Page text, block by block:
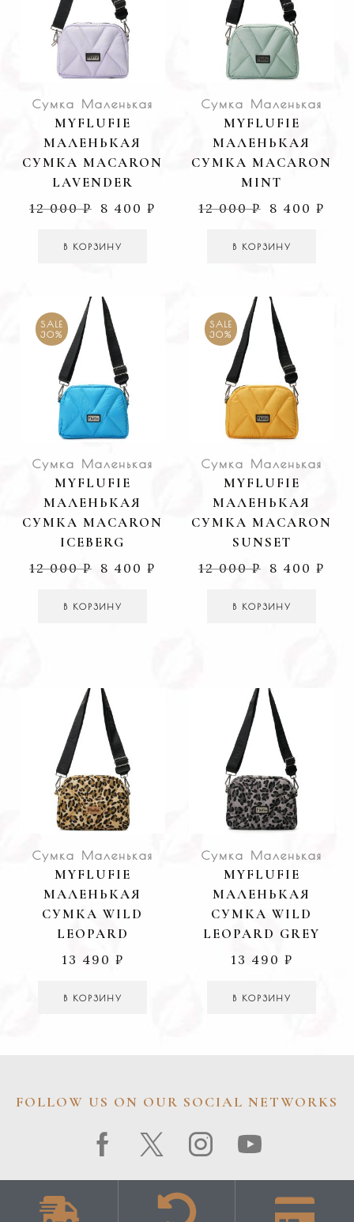
Сумка Маленькая
MYFLUFIE
МАЛЕНЬКАЯ
СУМКА MACARON
LAVENDER
12 000₽ 8 400 ₽
В КОРЗИНУ
Сумка Маленькая
MYFLUFIE
МАЛЕНЬКАЯ
СУМКА MACARON
MINT
12 000₽ 8 400 ₽
В КОРЗИНУ
SALE
30%
Сумка Маленькая
MYFLUFIE
МАЛЕНЬКАЯ
СУМКА MACARON
ICEBERG
12 000₽ 8 400 ₽
В КОРЗИНУ
SALE
30%
Сумка Маленькая
MYFLUFIE
МАЛЕНЬКАЯ
СУМКА MACARON
SUNSET
12 000₽ 8 400 ₽
В КОРЗИНУ
Сумка Маленькая
MYFLUFIE
МАЛЕНЬКАЯ
СУМКА WILD
LEOPARD
13 490 ₽
В КОРЗИНУ
Сумка Маленькая
MYFLUFIE
МАЛЕНЬКАЯ
СУМКА WILD
LEOPARD GREY
13 490 ₽
В КОРЗИНУ
FOLLOW US ON OUR SOCIAL NETWORKS